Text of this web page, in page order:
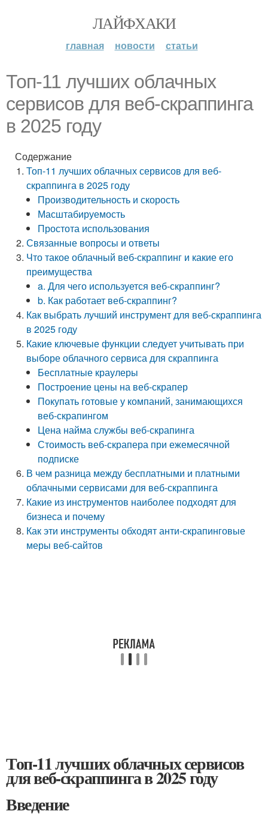
ЛАЙФХАКИ
главная новости статьи
Топ-11 лучших облачных
сервисов для веб-скраппинга
в 2025 году
Содержание
Топ-11 лучших облачных сервисов для веб-
скраппинга в 2025 году
Производительность и скорость
Масштабируемость
Простота использования
Связанные вопросы и ответы
Что такое облачный веб-скраппинг и какие его
преимущества
a. Для чего используется веб-скраппинг?
b. Как работает веб-скраппинг?
Как выбрать лучший инструмент для веб-скраппинга
в 2025 году
Какие ключевые функции следует учитывать при
выборе облачного сервиса для скраппинга
Бесплатные краулеры
Построение цены на веб-скрапер
Покупать готовые у компаний, занимающихся
веб-скрапингом
Цена найма службы веб-скрапинга
Стоимость веб-скрапера при ежемесячной
подписке
В чем разница между бесплатными и платными
облачными сервисами для веб-скраппинга
Какие из инструментов наиболее подходят для
бизнеса и почему
Как эти инструменты обходят анти-скрапинговые
меры веб-сайтов
Топ-11 лучших облачных сервисов
для веб-скраппинга в 2025 году
Введение